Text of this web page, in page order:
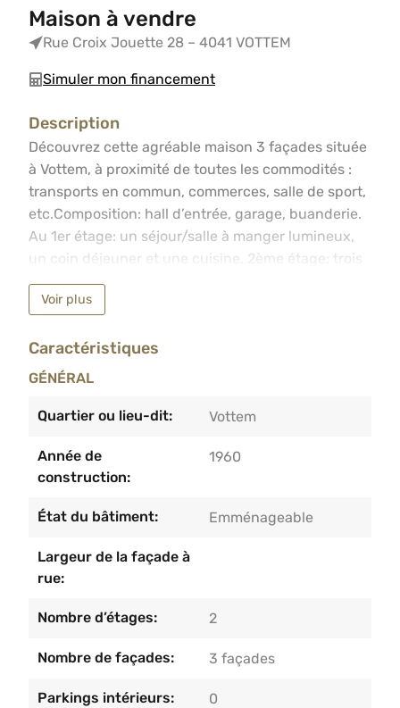
Maison à vendre
Rue Croix Jouette 28 – 4041 VOTTEM
Simuler mon financement
Description
Découvrez cette agréable maison 3 façades située à
Découvrez cette agréable maison 3 façades située
à Vottem, à proximité de toutes les commodités :
transports en commun, commerces, salle de sport,
etc.Composition: hall d’entrée, garage, buanderie.
Au 1er étage: un séjour/salle à manger lumineux,
un coin déjeuner et une cuisine. 2ème étage: trois
chambres et une salle de douche avec wc. Vous
apprécierez également la terrasse, le vaste jardin
jours.Particularités: passage latéral, châssis double
vitrage en PVC, CC au mazout, RC net : 1363€.Faire
d’acceptation par les propriétaires.Plus
Voir plus
Caractéristiques
GÉNÉRAL
Quartier ou lieu-dit: Vottem
Année de
construction:
1960
État du bâtiment: Emménageable
Largeur de la façade à
rue:
Nombre d’étages: 2
Nombre de façades: 3 façades
Parkings intérieurs: 0